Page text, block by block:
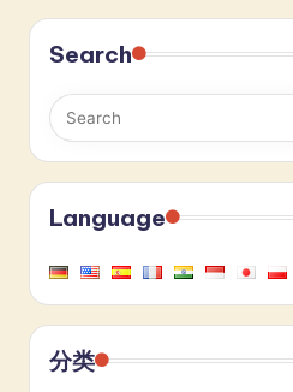
Search
Language
分类